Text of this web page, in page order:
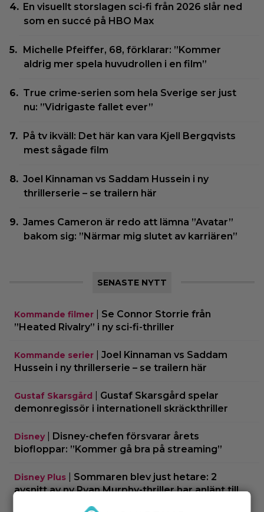
En visuellt storslagen sci-fi från 2026 slår ned
som en succé på HBO Max
Michelle Pfeiffer, 68, förklarar: ”Kommer
aldrig mer spela huvudrollen i en film”
True crime-serien som hela Sverige ser just
nu: ”Vidrigaste fallet ever”
På tv ikväll: Det här kan vara Kjell Bergqvists
mest sågade film
Joel Kinnaman vs Saddam Hussein i ny
thrillerserie – se trailern här
James Cameron är redo att lämna ”Avatar”
bakom sig: ”Närmar mig slutet av karriären”
SENASTE NYTT
Kommande filmer
Se Connor Storrie från
”Heated Rivalry” i ny sci-fi-thriller
Kommande serier
Joel Kinnaman vs Saddam
Hussein i ny thrillerserie – se trailern här
Gustaf Skarsgård
Gustaf Skarsgård spelar
demonregissör i internationell skräckthriller
Disney| Disney-chefen försvarar årets
biofloppar: ”Kommer gå bra på streaming”
Disney Plus
Sommaren blev just hetare: 2
avsnitt av ny Ryan Murphy-thriller har anlänt till